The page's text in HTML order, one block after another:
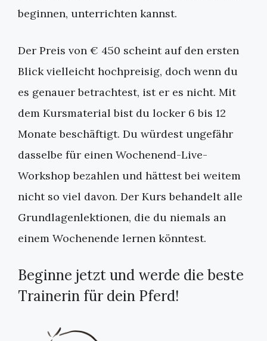
beginnen, unterrichten kannst.
Der Preis von € 450 scheint auf den ersten
Blick vielleicht hochpreisig, doch wenn du
es genauer betrachtest, ist er es nicht. Mit
dem Kursmaterial bist du locker 6 bis 12
Monate beschäftigt. Du würdest ungefähr
dasselbe für einen Wochenend-Live-
Workshop bezahlen und hättest bei weitem
nicht so viel davon. Der Kurs behandelt alle
Grundlagenlektionen, die du niemals an
einem Wochenende lernen könntest.
Beginne jetzt und werde die beste
Trainerin für dein Pferd!